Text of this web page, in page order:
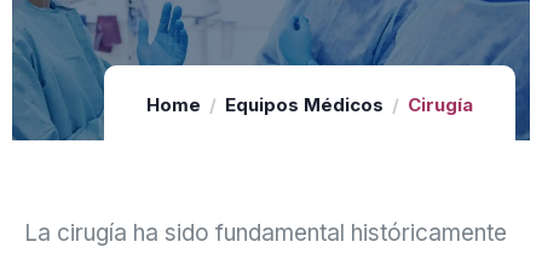
Home Equipos Médicos Cirugía
La cirugía ha sido fundamental históricamente